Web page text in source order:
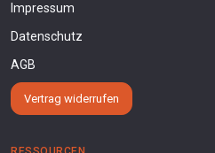
Impressum
Datenschutz
AGB
Vertrag widerrufen